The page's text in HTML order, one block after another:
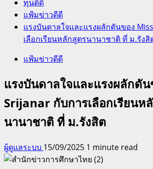
ทุนดีดี
แฟ้มข่าวดีดี
แรงบันดาลใจและแรงผลักดันของ
เลือกเรียนหลักสูตรนานาชาติ ที่ ม.รังสิ
แฟ้มข่าวดีดี
แรงบันดาลใจและแรงผลักดั
Srijanar กับการเลือกเรียนห
นานาชาติ ที่ ม.รังสิต
ผู้ดูแลระบบ 15/09/2025 1 minute read